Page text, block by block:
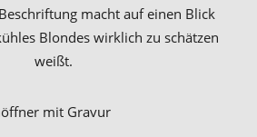
macht auf einen Blick
Blondes wirklich zu schätzen
weißt.
mit Gravur